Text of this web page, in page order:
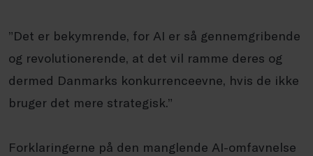
”Det er bekymrende, for AI er så gennemgribende
og revolutionerende, at det vil ramme deres og
dermed Danmarks konkurrenceevne, hvis de ikke
bruger det mere strategisk.”
Forklaringerne på den manglende AI-omfavnelse